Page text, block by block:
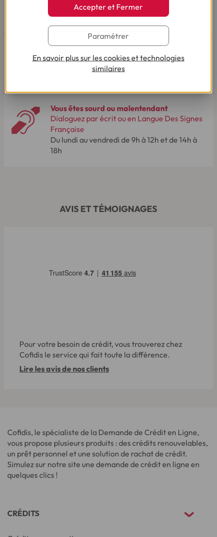
03 28 09 21 18(Appel non surtaxé - coût selon
Vous êtes sourd ou malentendant
Dialoguez par écrit ou en Langue Des Signes
Française
Du lundi au vendredi de 9h à 12h et de 14h à
18h
AVIS ET TÉMOIGNAGES
Pour votre besoin de crédit, vous trouverez chez
Cofidis le service qui fait toute la différence.
Lire les avis de nos clients
Cofidis, le spécialiste de la Demande de Crédit en Ligne,
vous propose plusieurs produits : des crédits renouvelables,
un prêt personnel et une solution de rachat de crédit.
Simulez sur notre site une demande de crédit en ligne en
quelques clics !
CRÉDITS
Accepter et Fermer
Paramétrer
En savoir plus sur les cookies et technologies
similaires